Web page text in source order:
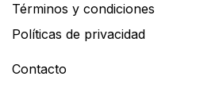
Términos y condiciones
Políticas de privacidad
Contacto​